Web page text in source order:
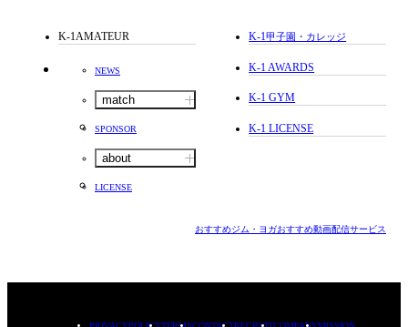
K-1AMATEUR
NEWS
match
SPONSOR
about
LICENSE
K-1甲子園・カレッジ
K-1 AWARDS
K-1 GYM
K-1 LICENSE
おすすめジム・ヨガおすすめ動画配信サービス